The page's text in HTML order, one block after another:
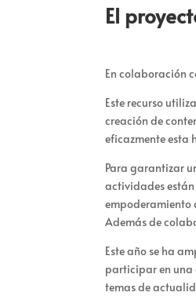
El
En colaboración
Este recurso
creación de
eficazmente esta
Para garantizar
actividades
empoderamiento
Además de
Este año se ha
participar en una
temas de